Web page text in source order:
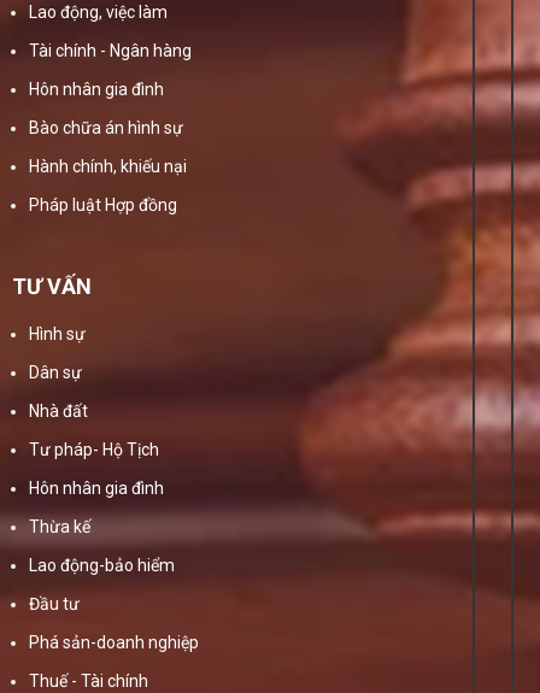
Lao động, việc làm
Tài chính - Ngân hàng
Hôn nhân gia đình
Bào chữa án hình sự
Hành chính, khiếu nại
Pháp luật Hợp đồng
TƯ VẤN
Hình sự
Dân sự
Nhà đất
Tư pháp- Hộ Tịch
Hôn nhân gia đình
Thừa kế
Lao động-bảo hiểm
Đầu tư
Phá sản-doanh nghiệp
Thuế - Tài chính